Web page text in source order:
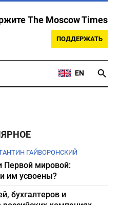
The Moscow Times
ПОДДЕРЖАТЬ
EN
ГАЙВОРОНСКИЙ
Первой мировой:
им усвоены?
бухгалтеров и